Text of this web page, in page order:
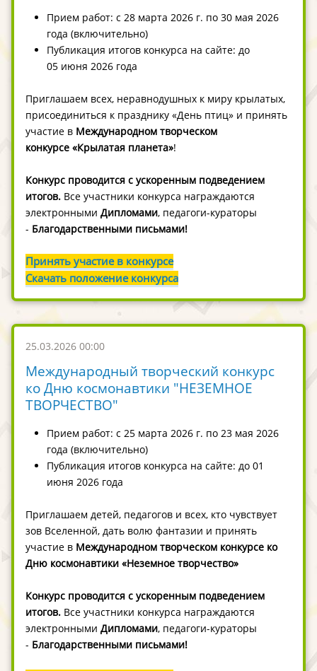
Прием работ: с 28 марта 2026 г. по 30 мая 2026
года (включительно)
Публикация итогов конкурса на сайте: до
05 июня 2026 года
Приглашаем всех, неравнодушных к миру крылатых,
присоединиться к празднику «День птиц» и принять
участие в Международном творческом
конкурсе «Крылатая планета»!
Конкурс проводится с ускоренным подведением
итогов. Все участники конкурса награждаются
электронными Дипломами, педагоги-кураторы
- Благодарственными письмами!
Принять участие в конкурсе
Скачать положение конкурса
25.03.2026 00:00
Международный творческий конкурс
ко Дню космонавтики "НЕЗЕМНОЕ
ТВОРЧЕСТВО"
Прием работ: с 25 марта 2026 г. по 23 мая 2026
года (включительно)
Публикация итогов конкурса на сайте: до 01
июня 2026 года
Приглашаем детей, педагогов и всех, кто чувствует
зов Вселенной, дать волю фантазии и принять
участие в Международном творческом конкурсе ко
Дню космонавтики «Неземное творчество»
Конкурс проводится с ускоренным подведением
итогов. Все участники конкурса награждаются
электронными Дипломами, педагоги-кураторы
- Благодарственными письмами!